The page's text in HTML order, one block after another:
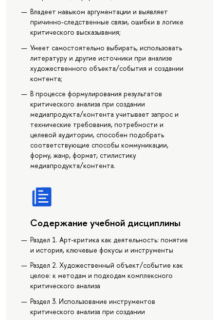
Владеет навыком аргументации и выявляет
причинно-следственные связи, ошибки в логике
критического высказывания;
Умеет самостоятельно выбирать, использовать
литературу и другие источники при анализе
художественного объекта/события и создании
контента;
В процессе формулирования результатов
критического анализа при создании
медиапродукта/контента учитывает запрос и
технические требования, потребности и
целевой аудитории, способен подобрать
соответствующие способы коммуникации,
форму, жанр, формат, стилистику
медиапродукта/контента.
Содержание учебной дисциплины
Раздел 1. Арт-критика как деятельность: понятие
и история, ключевые фокусы и инструменты
Раздел 2. Художественный объект/событие как
целое: к методам и подходам комплексного
критического анализа
Раздел 3. Использование инструментов
критического анализа при создании